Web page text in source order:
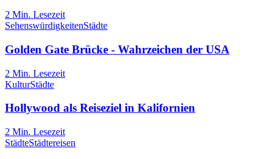
2 Min. Lesezeit
SehenswürdigkeitenStädte
Golden Gate Brücke - Wahrzeichen der USA
2 Min. Lesezeit
KulturStädte
Hollywood als Reiseziel in Kalifornien
2 Min. Lesezeit
StädteStädtereisen